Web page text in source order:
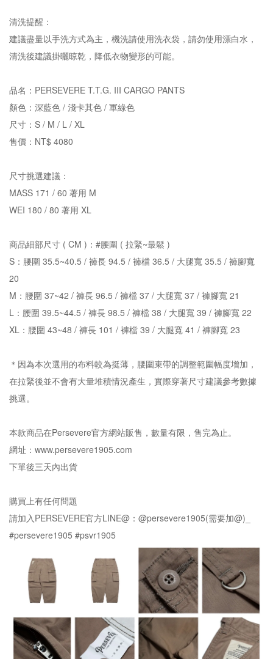
清洗提醒：
建議盡量以手洗方式為主，機洗請使用洗衣袋，請勿使用漂白水，
清洗後建議掛曬晾乾，降低衣物變形的可能。
品名：PERSEVERE T.T.G. III CARGO PANTS
顏色：深藍色 / 淺卡其色 / 軍綠色
尺寸：S / M / L / XL
售價：NT$ 4080
尺寸挑選建議：
MASS 171 / 60 著用 M
WEI 180 / 80 著用 XL
商品細部尺寸 ( CM )：#腰圍 ( 拉緊~最鬆 )
S：腰圍 35.5~40.5 / 褲長 94.5 / 褲檔 36.5 / 大腿寬 35.5 / 褲腳寬
20
M：腰圍 37~42 / 褲長 96.5 / 褲檔 37 / 大腿寬 37 / 褲腳寬 21
L：腰圍 39.5~44.5 / 褲長 98.5 / 褲檔 38 / 大腿寬 39 / 褲腳寬 22
XL：腰圍 43~48 / 褲長 101 / 褲檔 39 / 大腿寬 41 / 褲腳寬 23
＊因為本次選用的布料較為挺薄，腰圍束帶的調整範圍幅度增加，
在拉緊後並不會有大量堆積情況產生，實際穿著尺寸建議參考數據
挑選。
本款商品在Persevere官方網站販售，數量有限，售完為止。
網址：www.persevere1905.com
下單後三天內出貨
購買上有任何問題
請加入PERSEVERE官方LINE@：@persevere1905(需要加@)_
#persevere1905 #psvr1905